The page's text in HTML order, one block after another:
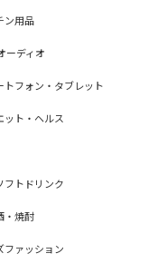
ン用品
ーディオ
トフォン・タブレット
ット・ヘルス
フトドリンク
・焼酎
ファッション